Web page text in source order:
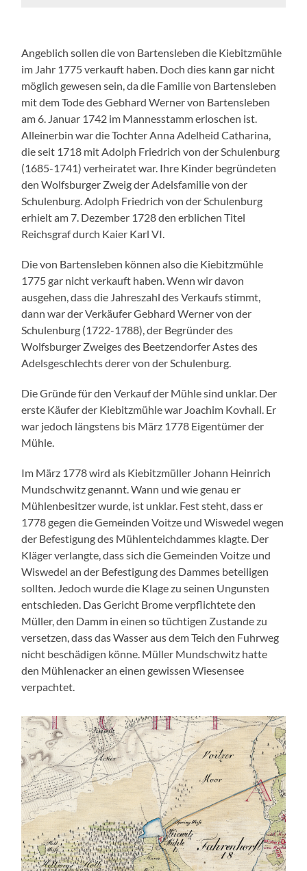
Angeblich sollen die von Bartensleben die Kiebitzmühle
im Jahr 1775 verkauft haben. Doch dies kann gar nicht
möglich gewesen sein, da die Familie von Bartensleben
mit dem Tode des Gebhard Werner von Bartensleben
am 6. Januar 1742 im Mannesstamm erloschen ist.
Alleinerbin war die Tochter Anna Adelheid Catharina,
die seit 1718 mit Adolph Friedrich von der Schulenburg
(1685-1741) verheiratet war. Ihre Kinder begründeten
den Wolfsburger Zweig der Adelsfamilie von der
Schulenburg. Adolph Friedrich von der Schulenburg
erhielt am 7. Dezember 1728 den erblichen Titel
Reichsgraf durch Kaier Karl VI.
Die von Bartensleben können also die Kiebitzmühle
1775 gar nicht verkauft haben. Wenn wir davon
ausgehen, dass die Jahreszahl des Verkaufs stimmt,
dann war der Verkäufer Gebhard Werner von der
Schulenburg (1722-1788), der Begründer des
Wolfsburger Zweiges des Beetzendorfer Astes des
Adelsgeschlechts derer von der Schulenburg.
Die Gründe für den Verkauf der Mühle sind unklar. Der
erste Käufer der Kiebitzmühle war Joachim Kovhall. Er
war jedoch längstens bis März 1778 Eigentümer der
Mühle.
Im März 1778 wird als Kiebitzmüller Johann Heinrich
Mundschwitz genannt. Wann und wie genau er
Mühlenbesitzer wurde, ist unklar. Fest steht, dass er
1778 gegen die Gemeinden Voitze und Wiswedel wegen
der Befestigung des Mühlenteichdammes klagte. Der
Kläger verlangte, dass sich die Gemeinden Voitze und
Wiswedel an der Befestigung des Dammes beteiligen
sollten. Jedoch wurde die Klage zu seinen Ungunsten
entschieden. Das Gericht Brome verpflichtete den
Müller, den Damm in einen so tüchtigen Zustande zu
versetzen, dass das Wasser aus dem Teich den Fuhrweg
nicht beschädigen könne. Müller Mundschwitz hatte
den Mühlenacker an einen gewissen Wiesensee
verpachtet.